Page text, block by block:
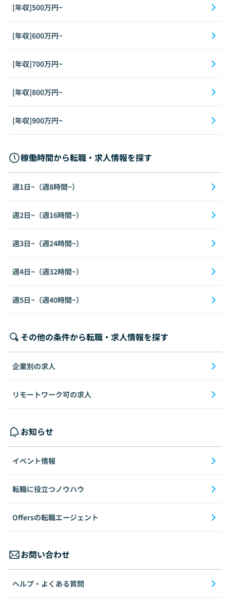
[年収]500万円~
[年収]600万円~
[年収]700万円~
[年収]800万円~
[年収]900万円~
稼働時間から転職・求人情報を探す
週1日~（週8時間~）
週2日~（週16時間~）
週3日~（週24時間~）
週4日~（週32時間~）
週5日~（週40時間~）
その他の条件から転職・求人情報を探す
企業別の求人
リモートワーク可の求人
お知らせ
イベント情報
転職に役立つノウハウ
Offersの転職エージェント
お問い合わせ
ヘルプ・よくある質問